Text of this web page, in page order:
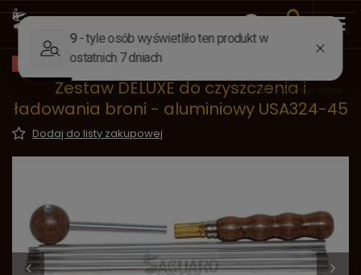
Strona główna Akcesoria Akcesoria do
PROMOCJA
Zestaw DELUXE do czyszczenia i
ładowania broni - aluminiowy USA324-45
Dodaj do listy zakupowej